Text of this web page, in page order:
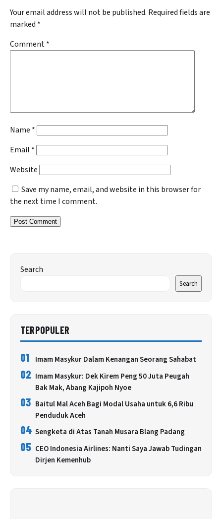
Your email address will not be published. Required fields are
marked *
Comment*
Name *
Email *
Website
Save my name, email, and website in this browser for
the next time I comment.
Search
Search
TERPOPULER
01 Imam Masykur Dalam Kenangan Seorang Sahabat
02 Imam Masykur: Dek Kirem Peng 50 Juta Peugah
Bak Mak, Abang Kajipoh Nyoe
03 Baitul Mal Aceh Bagi Modal Usaha untuk 6,6 Ribu
Penduduk Aceh
04 Sengketa di Atas Tanah Musara Blang Padang
05 CEO Indonesia Airlines: Nanti Saya Jawab Tudingan
Dirjen Kemenhub